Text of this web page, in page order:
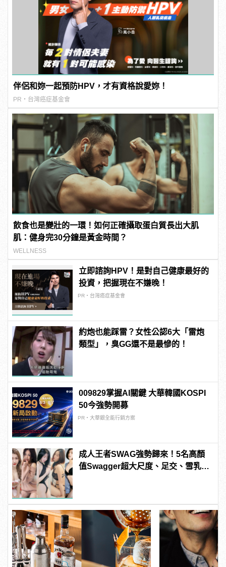
伴侶和妳一起預防HPV，才有資格說愛妳！
PR・台灣癌症基金會
飲食也是變壯的一環！如何正確攝取蛋白質長出大肌
肌：健身完30分鐘是黃金時間？
WELLNESS
立即諮詢HPV！是對自己健康最好的
投資，把握現在不嫌晚！
PR・台灣癌症基金會
約炮也能踩雷？女性公認6大「雷炮
類型」，臭GG還不是最慘的！
009829掌握AI關鍵 大華韓國KOSPI
50今強勢開募
PR・大華銀全能行銷方案
成人王者SWAG強勢歸來！5名高顏
值Swagger超大尺度、足交、雪乳、